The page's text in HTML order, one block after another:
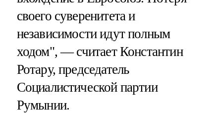
своего суверенитета и
независимости идут полным
ходом", — считает Константин
Ротару, председатель
Социалистической партии
Румынии.